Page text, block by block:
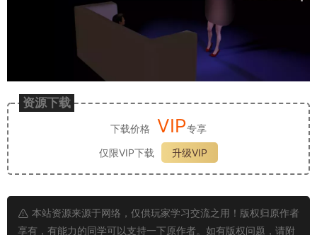
资源下载
下载价格 VIP专享
仅限VIP下载
升级VIP
本站资源来源于网络，仅供玩家学习交流之用！版权归原作者
享有，有能力的同学可以支持一下原作者。如有版权问题，请附